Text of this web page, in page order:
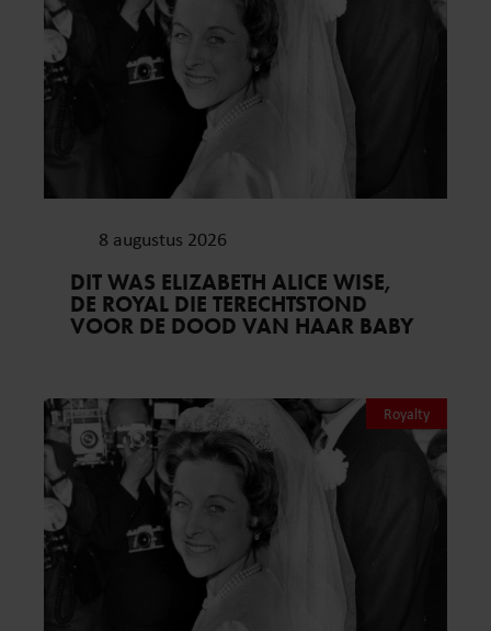
8 augustus 2026
DIT WAS ELIZABETH ALICE WISE,
DE ROYAL DIE TERECHTSTOND
VOOR DE DOOD VAN HAAR BABY
Royalty